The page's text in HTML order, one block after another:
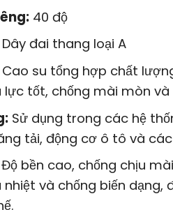
40 độ
đai thang loại A
Cao su tổng hợp chất
lực tốt, chống mài mòn
Sử dụng trong các hệ
tải, động cơ ô tô và
bền cao, chống chịu
nhiệt và chống biến dạng,